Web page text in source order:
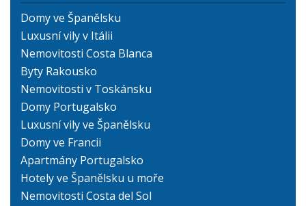
Domy ve Španělsku
Luxusní vily v Itálii
Nemovitosti Costa Blanca
Byty Rakousko
Nemovitosti v Toskánsku
Domy Portugalsko
Luxusní vily ve Španělsku
Domy ve Francii
Apartmány Portugalsko
Hotely ve Španělsku u moře
Nemovitosti Costa del Sol